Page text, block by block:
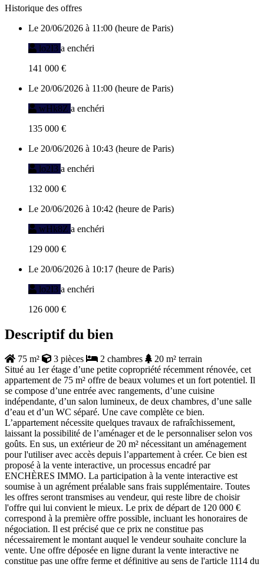
Historique des offres
Le 20/06/2026 à 11:00 (heure de Paris)
lo2I3 a enchéri
141 000 €
Le 20/06/2026 à 11:00 (heure de Paris)
wHk8Z a enchéri
135 000 €
Le 20/06/2026 à 10:43 (heure de Paris)
lo2I3 a enchéri
132 000 €
Le 20/06/2026 à 10:42 (heure de Paris)
wHk8Z a enchéri
129 000 €
Le 20/06/2026 à 10:17 (heure de Paris)
lo2I3 a enchéri
126 000 €
Descriptif du bien
75 m² 3 pièces 2 chambres
20 m² terrain
Situé au 1er étage d’une petite copropriété récemment rénovée, cet
appartement de 75 m² offre de beaux volumes et un fort potentiel. Il
se compose d’une entrée avec rangements, d’une cuisine
indépendante, d’un salon lumineux, de deux chambres, d’une salle
d’eau et d’un WC séparé. Une cave complète ce bien.
L’appartement nécessite quelques travaux de rafraîchissement,
laissant la possibilité de l’aménager et de le personnaliser selon vos
goûts. En sus, un extérieur de 20 m² nécessitant un aménagement
pour l'utiliser avec accès depuis l’appartement à créer. Ce bien est
proposé à la vente interactive, un processus encadré par
ENCHÈRES IMMO. La participation à la vente interactive est
soumise à un agrément préalable sans frais supplémentaire. Toutes
les offres seront transmises au vendeur, qui reste libre de choisir
l'offre qui lui convient le mieux. Le prix de départ de 120 000 €
correspond à la première offre possible, incluant les honoraires de
négociation. Il est précisé que ce prix ne constitue pas
nécessairement le montant auquel le vendeur souhaite conclure la
vente. Une offre déposée en ligne durant la vente interactive ne
constitue pas une offre ferme et définitive au sens de l'article 1114 du